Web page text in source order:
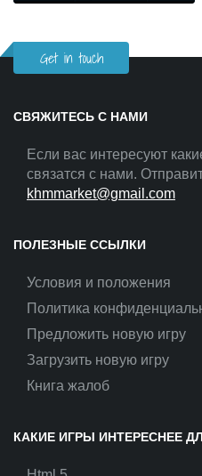
Get in touch
СВЯЖИТЕСЬ С НАМИ
Если вас интересуют
связатся с нами.
khmmarket@gmail.com
ПОЛЕЗНЫЕ ССЫЛКИ
Условия и положения
Политика
Предложить новую игру
Загрузить новую игру
Книга жалоб
КАКИЕ ИГРЫ ИНТЕРЕСНЕЕ